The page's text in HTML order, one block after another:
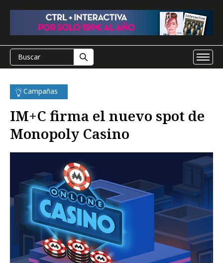
Campañas
IM+C firma el nuevo spot de
Monopoly Casino